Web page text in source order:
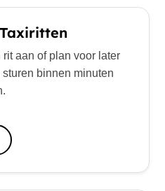
Taxiritten
rit aan of plan voor later
binnen minuten